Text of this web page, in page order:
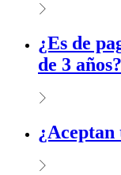
¿Es de
de 3 años?